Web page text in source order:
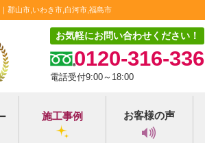
郡山市,いわき市,白河市,福島市
お気軽にお問い合わせください！
0120-316-336
電話受付9:00～18:00
施工事例 お客様の声